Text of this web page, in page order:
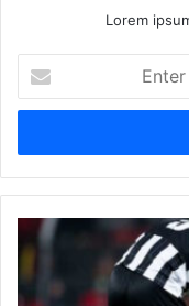
Lorem
your
Email